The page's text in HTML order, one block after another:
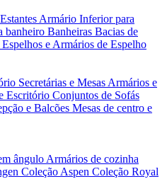
Armário Inferior para
banheiro Banheiras Bacias de
Espelhos e Armários de Espelho
Secretárias e Mesas Armários e
Escritório Conjuntos de Sofás
e Balcões Mesas de centro e
ângulo Armários de cozinha
Coleção Aspen Coleção Royal